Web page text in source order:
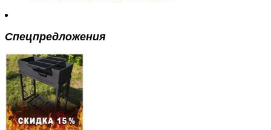
Спецпредложения